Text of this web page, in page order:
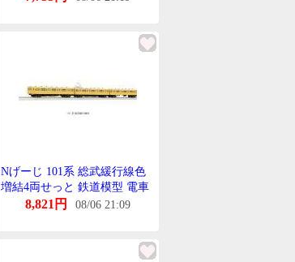
Nげーじ 101系 総武緩行線色
増結4両せっと 鉄道模型 電車
かとー KATO 10-256
8,821円 08/06 21:09